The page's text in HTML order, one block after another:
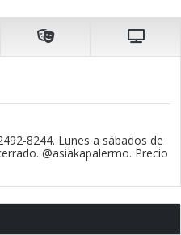
8244. Lunes a sábados de
@asiakapalermo. Precio